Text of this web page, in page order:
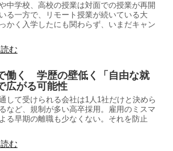
中学校、高校の授業は対面での授業が再開
る一方で、リモート授業が続いている大
かく入学したにも関わらず、いまだキャン
む
働く 学歴の壁低く「自由な就
広がる可能性
して受けられる会社は1人1社だけと決めら
など、規制が多い高卒採用。雇用のミスマ
る早期の離職も少なくない。それを防止
む